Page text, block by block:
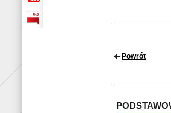
Powrót